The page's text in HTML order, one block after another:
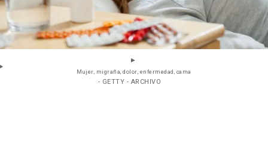
Mujer, migraña, dolor, enfermedad, cama
- GETTY - ARCHIVO